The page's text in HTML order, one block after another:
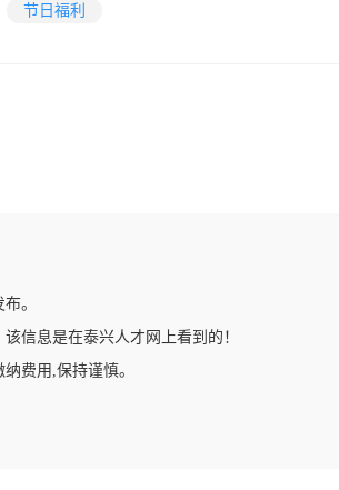
节日福利
。
信息是在泰兴人才网上看到的！
费用,保持谨慎。